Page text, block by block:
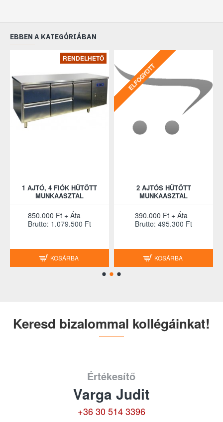
EBBEN A KATEGÓRIÁBAN
RENDELHETŐ
1 AJTÓ, 4 FIÓK HŰTÖTT
MUNKAASZTAL
850.000 Ft + Áfa
Brutto: 1.079.500 Ft
KOSÁRBA
ELFOGYOTT
2 AJTÓS HŰTÖTT
MUNKAASZTAL
390.000 Ft + Áfa
Brutto: 495.300 Ft
KOSÁRBA
Keresd bizalommal kollégáinkat!
Értékesítő
Varga Judit
+36 30 514 3396